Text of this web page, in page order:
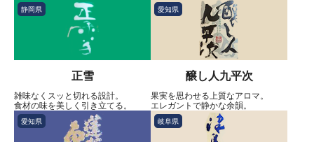
静岡県
正雪
雑味なくスッと切れる設計。
食材の味を美しく引き立てる。
愛知県
醸し人九平次
果実を思わせる上質なアロマ。
エレガントで静かな余韻。
愛知県 岐阜県